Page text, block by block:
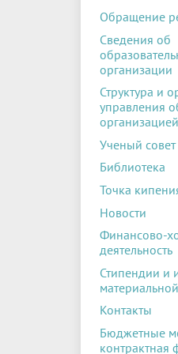
Обращение
Сведения об
организации
Структура и
управления
организацией
Ученый совет
Библиотека
Точка
Новости
Финансово-
деятельность
Стипендии и
Контакты
Бюджетные
контрактная